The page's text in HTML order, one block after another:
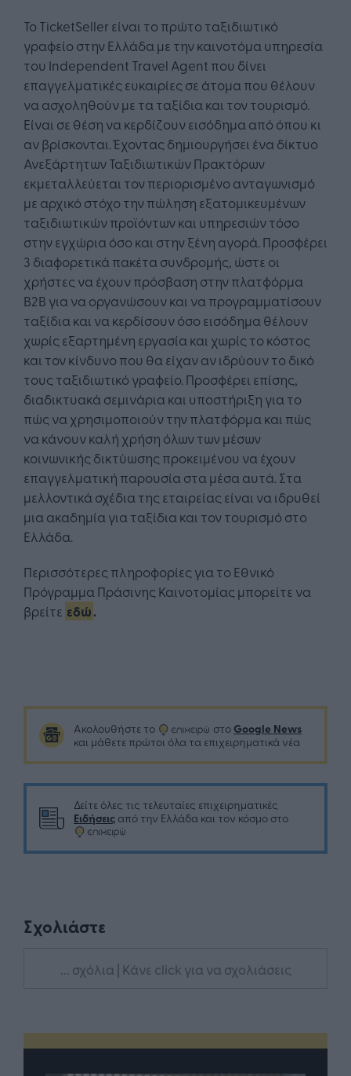
Το TicketSeller είναι το πρώτο ταξιδιωτικό
γραφείο στην Ελλάδα με την καινοτόμα υπηρεσία
του Independent Travel Agent που δίνει
επαγγελματικές ευκαιρίες σε άτομα που θέλουν
να ασχοληθούν με τα ταξίδια και τον τουρισμό.
Είναι σε θέση να κερδίζουν εισόδημα από όπου κι
αν βρίσκονται. Έχοντας δημιουργήσει ένα δίκτυο
Ανεξάρτητων Ταξιδιωτικών Πρακτόρων
εκμεταλλεύεται τον περιορισμένο ανταγωνισμό
με αρχικό στόχο την πώληση εξατομικευμένων
ταξιδιωτικών προϊόντων και υπηρεσιών τόσο
στην εγχώρια όσο και στην ξένη αγορά. Προσφέρει
3 διαφορετικά πακέτα συνδρομής, ώστε οι
χρήστες να έχουν πρόσβαση στην πλατφόρμα
B2B για να οργανώσουν και να προγραμματίσουν
ταξίδια και να κερδίσουν όσο εισόδημα θέλουν
χωρίς εξαρτημένη εργασία και χωρίς το κόστος
και τον κίνδυνο που θα είχαν αν ιδρύουν το δικό
τους ταξιδιωτικό γραφείο. Προσφέρει επίσης,
διαδικτυακά σεμινάρια και υποστήριξη για το
πώς να χρησιμοποιούν την πλατφόρμα και πώς
να κάνουν καλή χρήση όλων των μέσων
κοινωνικής δικτύωσης προκειμένου να έχουν
επαγγελματική παρουσία στα μέσα αυτά. Στα
μελλοντικά σχέδια της εταιρείας είναι να ιδρυθεί
μια ακαδημία για ταξίδια και τον τουρισμό στο
Ελλάδα.
Περισσότερες πληροφορίες για το Εθνικό
Πρόγραμμα Πράσινης Καινοτομίας μπορείτε να
βρείτε εδώ.
Ακολουθήστε το στο Google News
και μάθετε πρώτοι όλα τα επιχειρηματικά νέα
Δείτε όλες τις τελευταίες επιχειρηματικές
Ειδήσεις από την Ελλάδα και τον κόσμο στο
Σχολιάστε
... σχόλια | Κάνε click για να σχολιάσεις